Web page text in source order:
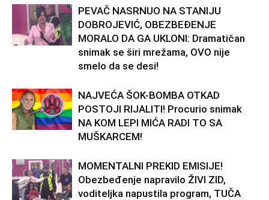
PEVAČ NASRNUO NA STANIJU
DOBROJEVIĆ, OBEZBEĐENJE
MORALO DA GA UKLONI: Dramatičan
snimak se širi mrežama, OVO nije
smelo da se desi!
NAJVEĆA ŠOK-BOMBA OTKAD
POSTOJI RIJALITI! Procurio snimak
NA KOM LEPI MIĆA RADI TO SA
MUŠKARCEM!
MOMENTALNI PREKID EMISIJE!
Obezbeđenje napravilo ŽIVI ZID,
voditeljka napustila program, TUČA